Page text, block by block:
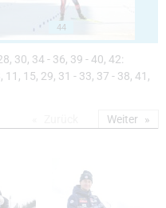
44
30, 34 - 36, 39 - 40, 42:
15, 29, 31 - 33, 37 - 38, 41,
Weiter